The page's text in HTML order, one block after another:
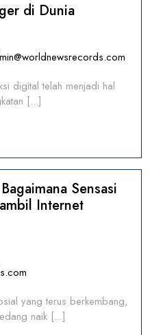
di Dunia
digital telah menjadi hal
[...]
Sensasi
Internet
yang terus berkembang,
naik [...]